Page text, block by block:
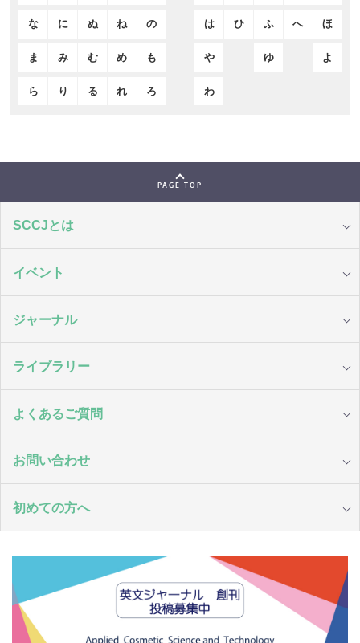
な に ぬ ね の は ひ ふ へ ほ
ま み む め も や ゆ よ
ら り る れ ろ わ
PAGE TOP
SCCJとは
イベント
ジャーナル
ライブラリー
よくあるご質問
お問い合わせ
初めての方へ